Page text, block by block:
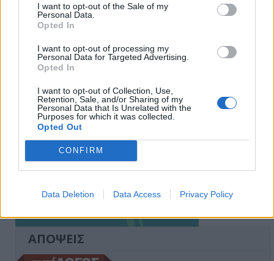
I want to opt-out of the Sale of my
Personal Data.
Opted In
I want to opt-out of processing my
Personal Data for Targeted Advertising.
Opted In
I want to opt-out of Collection, Use,
Retention, Sale, and/or Sharing of my
Personal Data that Is Unrelated with the
Purposes for which it was collected.
Opted Out
CONFIRM
Data Deletion Data Access Privacy Policy
Ειδήσεις 5-8-2026
ΑΠΟΨΕΙΣ